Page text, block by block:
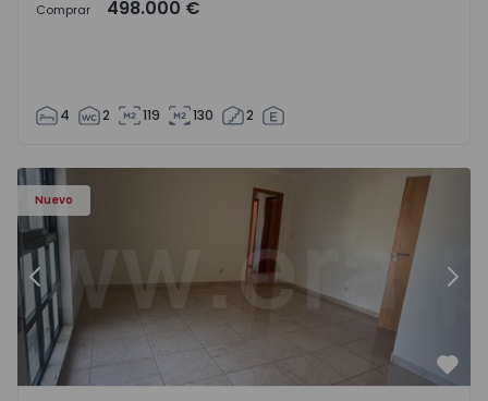
Comprar 498.000 €
4 2 119 130 2
Nuevo
- 15
Apartamento T3 Sintra, Algueirão-Mem Martins -
Anterior